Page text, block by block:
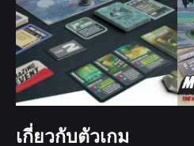
เกี่ยวกับตัวเกม